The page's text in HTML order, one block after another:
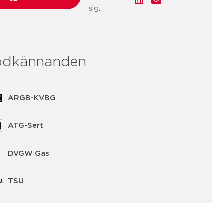
sig:
ARGB-KVBG
ATG-Sert
DVGW Gas
TSU